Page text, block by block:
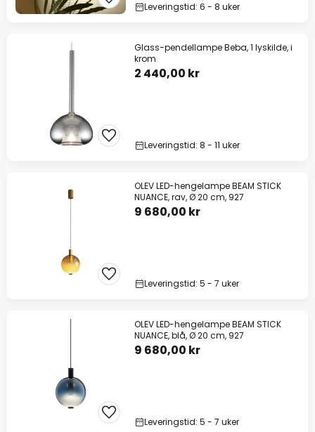
Leveringstid: 6 - 8 uker
Glass-pendellampe Beba, 1 lyskilde, i
krom
2 440,00 kr
Leveringstid: 8 - 11 uker
OLEV LED-hengelampe BEAM STICK
NUANCE, rav, Ø 20 cm, 927
9 680,00 kr
Leveringstid: 5 - 7 uker
OLEV LED-hengelampe BEAM STICK
NUANCE, blå, Ø 20 cm, 927
9 680,00 kr
Leveringstid: 5 - 7 uker